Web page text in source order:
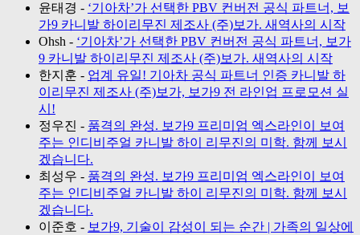
윤태경 - ‘기아차’가 선택한 PBV 컨버전 공식 파트너, 보
가9 카니발 하이리무진 제조사 (주)보가. 새역사의 시작
Ohsh - ‘기아차’가 선택한 PBV 컨버전 공식 파트너, 보가
9 카니발 하이리무진 제조사 (주)보가. 새역사의 시작
한지훈 - 업계 유일! 기아차 공식 파트너 인증 카니발 하
이리무진 제조사 (주)보가, 보가9 전 라인업 프로모션 실
시!
정우진 - 품격의 완성. 보가9 프리미엄 엑스라인이 보여
주는 인디비주얼 카니발 하이 리무진의 미학. 함께 보시
겠습니다.
최성우 - 품격의 완성. 보가9 프리미엄 엑스라인이 보여
주는 인디비주얼 카니발 하이 리무진의 미학. 함께 보시
겠습니다.
이준호 - 보가9, 기술이 감성이 되는 순간 | 가족의 일상에